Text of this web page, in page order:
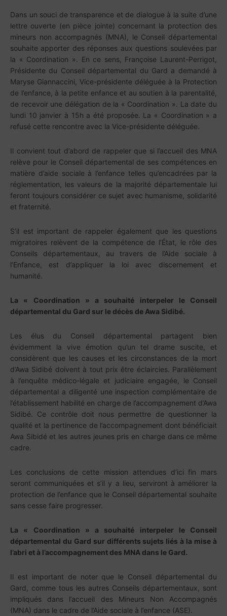
Dans un souci de transparence et de dialogue à la suite d’une
lettre ouverte (en pièce jointe) concernant la protection des
mineurs non accompagnés (MNA), le Conseil départemental
souhaite apporter des réponses aux questions soulevées par
la « Coordination ». En ce sens, Françoise Laurent-Perrigot,
Présidente du Conseil départemental du Gard a demandé à
Maryse Giannaccini, Vice-présidente déléguée à la Protection
de l’enfance, à la petite enfance et au soutien à la parentalité,
de recevoir une délégation de la « Coordination ». La date du
lundi 10 janvier à 15h a été proposée. La « Coordination » a
refusé cette rencontre avec la Vice-présidente déléguée.
Il convient tout d’abord de rappeler que si l’accueil des MNA
relève pour le Conseil départemental de ses compétences en
matière d’aide sociale à l’enfance telles qu’encadrées par la
réglementation, les valeurs de la majorité départementale lui
feront toujours considérer ce sujet avec humanisme, solidarité
et fraternité.
S’il est important de rappeler également que les questions
migratoires relèvent de la compétence de l’État, le rôle des
Conseils départementaux, au travers de l’Aide sociale à
l’Enfance, est d’appliquer la loi avec discernement et
humanité.
La « Coordination » a souhaité interpeler le Conseil
départemental du Gard sur le décès de Awa Sidibé.
Les élus du Conseil départemental partagent bien
évidemment la vive émotion qu’un tel drame suscite, et
considèrent que les causes et les circonstances de la mort
d’Awa Sidibé doivent à tout prix être éclaircies. Parallèlement
à l’enquête médico-légale et judiciaire engagée, le Conseil
départemental a diligenté une inspection complémentaire de
l’établissement habilité en charge de l’accompagnement d’Awa
Sidibé. Ce contrôle doit nous permettre de questionner la
qualité et la pertinence de l’accompagnement dont bénéficiait
Awa Sibidé et les autres jeunes pris en charge dans ce même
cadre.
Les conclusions de cette mission attendues d’ici fin mars
seront communiquées et s’il y a lieu, serviront à améliorer la
protection de l’enfance que le Conseil départemental souhaite
sans cesse faire progresser.
La « Coordination » a souhaité interpeler le Conseil
départemental du Gard sur différents sujets liés à la mise à
l’abri et à l’accompagnement des MNA dans le Gard.
Il est important de noter que le Conseil départemental du
Gard, comme tous les autres Conseils départementaux, sont
impliqués dans l’accueil des Mineurs Non Accompagnés
(MNA) dans le cadre de l’Aide sociale à l’enfance (ASE).